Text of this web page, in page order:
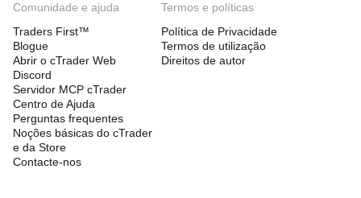
Comunidade e ajuda
Traders First™
Blogue
Abrir o cTrader Web
Discord
Servidor MCP cTrader
Centro de Ajuda
Perguntas frequentes
Noções básicas do cTrader
e da Store
Contacte-nos
Termos e políticas
Política de Privacidade
Termos de utilização
Direitos de autor